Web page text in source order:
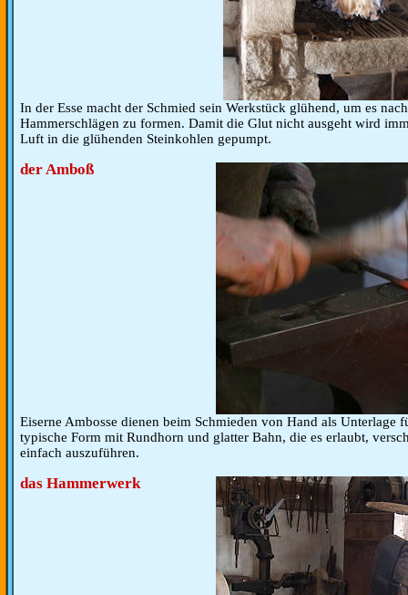
In der Esse macht der Schmied sein Werkstück glühend, um es
Hammerschlägen zu formen. Damit die Glut nicht ausgeht wird
Luft in die glühenden Steinkohlen gepumpt.
der Amboß
Eiserne Ambosse dienen beim Schmieden von Hand als Unterlage
typische Form mit Rundhorn und glatter Bahn, die es erlaubt,
einfach auszuführen.
das Hammerwerk